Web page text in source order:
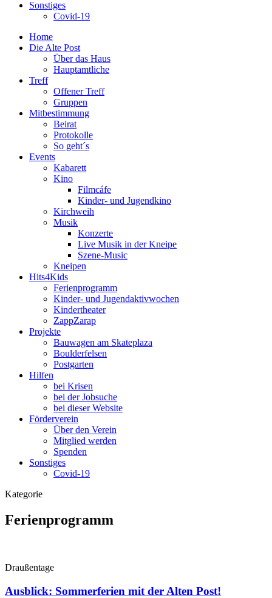
Sonstiges
Covid-19
Home
Die Alte Post
Über das Haus
Hauptamtliche
Treff
Offener Treff
Gruppen
Mitbestimmung
Beirat
Protokolle
So geht´s
Events
Kabarett
Kino
Filmcáfe
Kinder- und Jugendkino
Kirchweih
Musik
Konzerte
Live Musik in der Kneipe
Szene-Music
Kneipen
Hits4Kids
Ferienprogramm
Kinder- und Jugendaktivwochen
Kindertheater
ZappZarap
Projekte
Bauwagen am Skateplaza
Boulderfelsen
Postgarten
Hilfen
bei Krisen
bei der Jobsuche
bei dieser Website
Förderverein
Über den Verein
Mitglied werden
Spenden
Sonstiges
Covid-19
Kategorie
Ferienprogramm
Draußentage
Ausblick: Sommerferien mit der Alten Post!